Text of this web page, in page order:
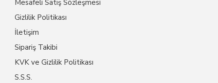
Mesafeli Satış Sözleşmesi
Gizlilik Politikası
İletişim
Sipariş Takibi
KVK ve Gizlilik Politikası
S.S.S.